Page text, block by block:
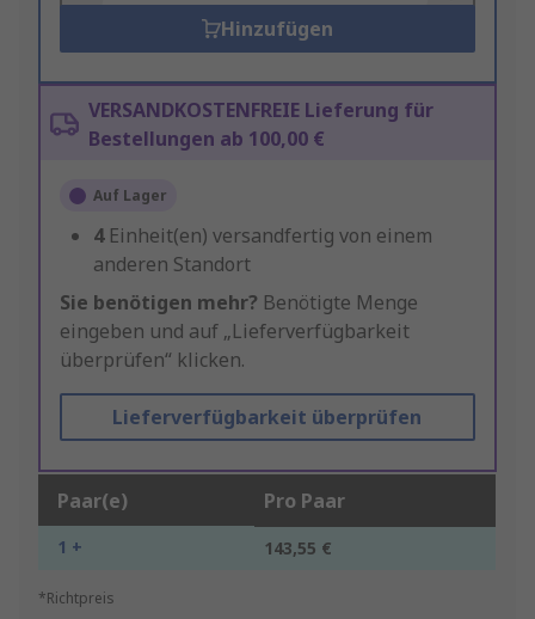
Hinzufügen
VERSANDKOSTENFREIE Lieferung für
Bestellungen ab 100,00 €
Auf Lager
4 Einheit(en) versandfertig von einem
anderen Standort
Sie benötigen mehr? Benötigte Menge
eingeben und auf „Lieferverfügbarkeit
überprüfen“ klicken.
Lieferverfügbarkeit überprüfen
Paar(e) Pro Paar
1 + 143,55 €
*Richtpreis